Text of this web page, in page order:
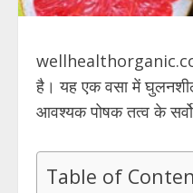
है। यह एक वसा में
आवश्यक पोषक तत्व के
Table of